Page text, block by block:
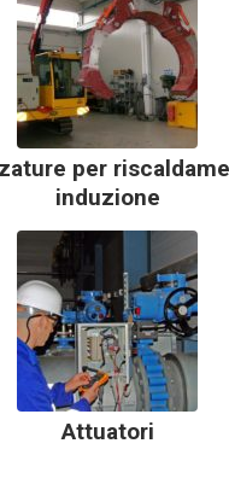
per
induzione
Attuatori